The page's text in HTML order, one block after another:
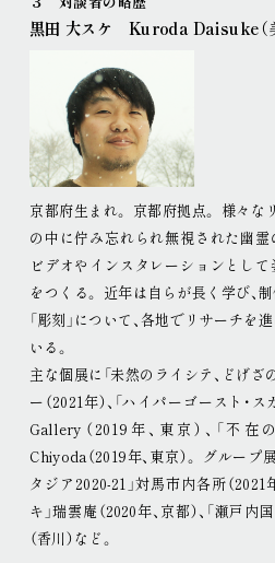
黒田 大スケ Kuroda Daisuke
京都府生まれ。 京都府拠点。 様々な
の中に佇み忘れられ無視された幽
ビデオやインスタレーションとし
をつくる。 近年は自らが長く学び、
「彫刻」について、各地でリサーチを
いる。
主な個展に「未然のライシテ、どげざ
ー（2021年）、「ハイパーゴースト・
Gallery（2019年、東京）、「不
Chiyoda（2019年、東京）。 グループ
タジア2020-21」対馬市内各所（2021
キ」瑞雲庵（2020年、京都）、「瀬戸
（香川）など。